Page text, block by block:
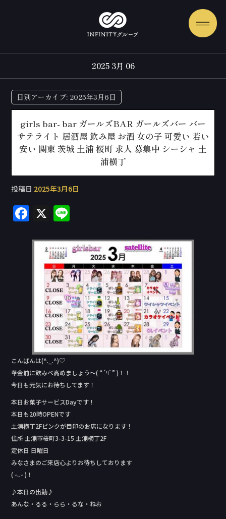
2025 3月 06
日別アーカイブ: 2025年3月6日
girls bar- bar ガールズBAR ガールズバー バー
サテライト 居酒屋 飲み屋 お酒 女の子 可愛い 若い
安い 関東 茨城 土浦 桜町 求人 募集中 シーシャ 土
浦横丁
投稿日 2025年3月6日
F
c
X
e
こんばんは(^._.^)♡
華金前に飲みべ高めましょう〜( “´༥`” )！！
今日も元気にお待ちしてます！
本日お菓子サービスDay‬です！
本日も20時OPENです
土浦横丁2Fピンクが目印のお店になります！
住所 土浦市桜町3-3-15 土浦横丁2F
定休日 日曜日
みなさまのご来店心よりお待ちしております
( ᵕᴗᵕ )！
♪本日の出勤♪
あんな・るる・らら・るな・ねお